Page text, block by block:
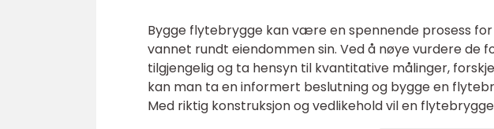
Bygge flytebrygge kan være en spennende prosess
vannet rundt eiendommen sin. Ved å nøye vurdere de
tilgjengelig og ta hensyn til kvantitative målinger,
kan man ta en informert beslutning og bygge en
Med riktig konstruksjon og vedlikehold vil en